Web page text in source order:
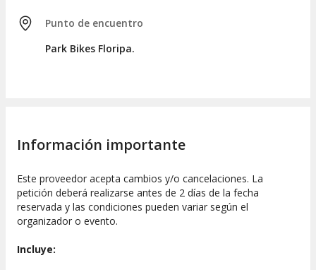
Punto de encuentro
Park Bikes Floripa.
Información importante
Este proveedor acepta cambios y/o cancelaciones. La
petición deberá realizarse antes de 2 días de la fecha
reservada y las condiciones pueden variar según el
organizador o evento.
Incluye: